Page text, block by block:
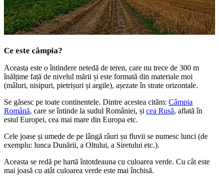
Ce este câmpia?
Aceasta este o întindere netedă de teren, care nu trece de 300 m
înălțime față de nivelul mării și este formată din materiale moi
(mâluri, nisipuri, pietrișuri și argile), așezate în strate orizontale.
Se găsesc pe toate continentele. Dintre acestea cităm: Câmpia
Română, care se întinde la sudul României, și cea Rusă, aflată în
estul Europei, cea mai mare din Europa etc.
Cele joase și umede de pe lângă râuri șu fluvii se numesc lunci (de
exemplu: lunca Dunării, a Oltului, a Siretului etc.).
Aceasta se redă pe hartă întotdeauna cu culoarea verde. Cu cât este
mai joasă cu atât culoarea verde este mai închisă.